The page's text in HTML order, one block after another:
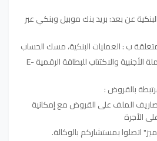
عن بعد: بريد بنك موبيل وبنكي عبر
ب : العمليات البنكية، مسك الحساب
تفعيل مخصصة العملة الأجنبية والاكتتاب للبطاقة الرقمية E-
بالقروض :
على مصاريف الملف على القروض مع إمكانية
الأجرة
اتصلوا بمستشاركم بالوكالة.